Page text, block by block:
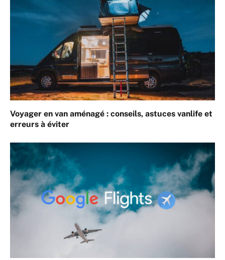
Voyager en van aménagé : conseils, astuces vanlife et
erreurs à éviter